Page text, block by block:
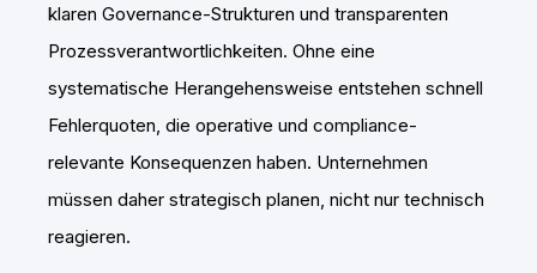
klaren Governance-Strukturen und transparenten
Prozessverantwortlichkeiten. Ohne eine
systematische Herangehensweise entstehen schnell
Fehlerquoten, die operative und compliance-
relevante Konsequenzen haben. Unternehmen
müssen daher strategisch planen, nicht nur technisch
reagieren.